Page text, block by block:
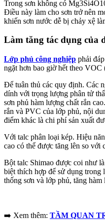
Trong sơn không có
Điều này làm cho sơn trở nên
khiến sơn nước dễ bị chảy xệ
Làm tăng tác dụng của
Lớp phủ công nghiệp phải
ngặt hơn bao giờ hết theo
Để tuân thủ các quy định. Các
dính với trọng lượng phân tử
sơn phủ hàm lượng chất rắn
rắn và PVC của lớp phủ, nội
điểm khác là chi phí sản xuất
Với talc phân loại kép. Hiệu
cao có thể được tăng lên so với
Bột talc Shimao được coi như
biệt thích hợp để sử dụng trong
thống sơn và lớp phủ, tăng
➡️ Xem thêm: TẦM QUAN